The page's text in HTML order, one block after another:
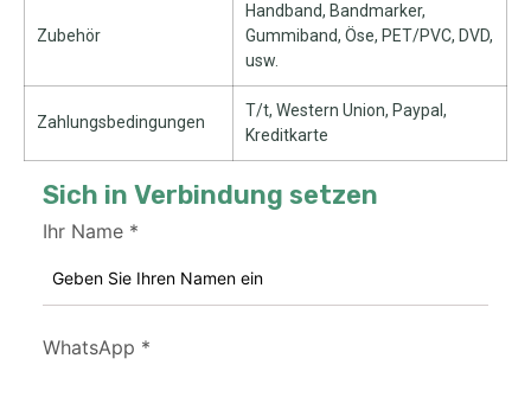
Zubehör
Handband, Bandmarker,
Gummiband, Öse, PET/PVC, DVD,
usw.
Zahlungsbedingungen
T/t, Western Union, Paypal,
Kreditkarte
Sich in Verbindung setzen
Ihr Name *
WhatsApp *